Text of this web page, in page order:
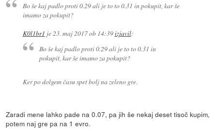
Bo še kaj padlo proti 0.29 ali je to to 0.31 in pokupit, kar še
imamo za pokupit?
K0l1br1 je 23. maj 2017 ob 14:39izjavil:
Bo še kaj padlo proti 0.29 ali je to to 0.31 in
pokupit, kar še imamo za pokupit?
Ker po dolgem času spet bolj na zeleno gre.
Zaradi mene lahko pade na 0.07, pa jih še nekaj deset tisoč kupim,
potem naj gre pa na 1 evro.